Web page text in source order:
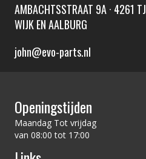
AMBACHTSSTRAAT 9A · 4261 TJ
WIJK EN AALBURG
john@evo-parts.nl
Openingstijden
Maandag Tot vrijdag
van 08:00 tot 17:00